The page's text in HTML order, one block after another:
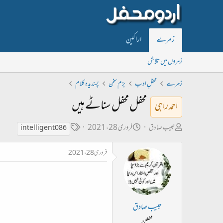
زمرے اراکین
زمروں میں تلاش
زمرے
محفلِ ادب بزم سخن پسندیدہ کلام
احمد راہی محفل محفل سناٹے ہیں
ص
ب
حبیب صادق
ت
ر
ی
خ
فروری 28، 2021
ی
گ
intelligent086
حبیب صادق
فروری 28، 2021